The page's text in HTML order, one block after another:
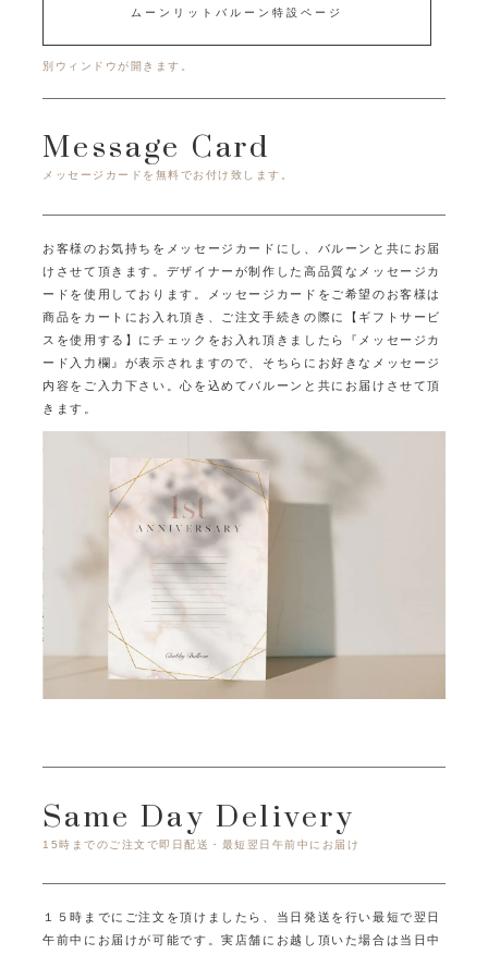
ムーンリットバルーン特設ページ
別ウィンドウが開きます。
Message Card
メッセージカードを無料でお付け致します。
お客様のお気持ちをメッセージカードにし、バルーンと共にお届
けさせて頂きます。 デザイナーが制作した高品質なメッセージカ
ードを使用しております。
メッセージカードをご希望のお客様は
商品をカートにお入れ頂き、ご注文手続きの際に
【ギフトサービ
スを使用する】にチェックをお入れ頂きましたら
『メッセージカ
ード入力欄』が表示されますので、そちらにお好きなメッセージ
内容をご入力下さい。心を込めてバルーンと共にお届けさせて頂
きます。
Same Day Delivery
15時までのご注文で即日配送・最短翌日午前中にお届け
１５時までにご注文を頂けましたら、当日発送を行い最短で翌日
午前中にお届けが可能です。実店舗にお越し頂いた場合は当日中